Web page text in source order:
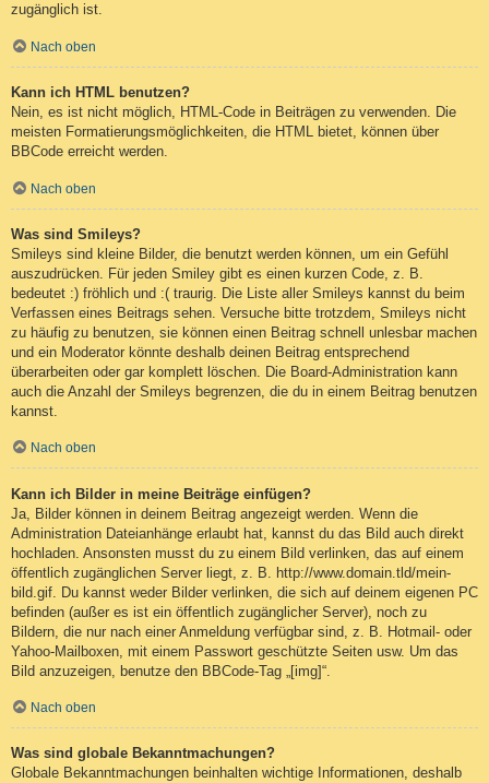
zugänglich ist.
Nach oben
Kann ich HTML benutzen?
Nein, es ist nicht möglich, HTML-Code in Beiträgen zu verwenden. Die
meisten Formatierungsmöglichkeiten, die HTML bietet, können über
BBCode erreicht werden.
Nach oben
Was sind Smileys?
Smileys sind kleine Bilder, die benutzt werden können, um ein Gefühl
auszudrücken. Für jeden Smiley gibt es einen kurzen Code, z. B.
bedeutet :) fröhlich und :( traurig. Die Liste aller Smileys kannst du beim
Verfassen eines Beitrags sehen. Versuche bitte trotzdem, Smileys nicht
zu häufig zu benutzen, sie können einen Beitrag schnell unlesbar machen
und ein Moderator könnte deshalb deinen Beitrag entsprechend
überarbeiten oder gar komplett löschen. Die Board-Administration kann
auch die Anzahl der Smileys begrenzen, die du in einem Beitrag benutzen
kannst.
Nach oben
Kann ich Bilder in meine Beiträge einfügen?
Ja, Bilder können in deinem Beitrag angezeigt werden. Wenn die
Administration Dateianhänge erlaubt hat, kannst du das Bild auch direkt
hochladen. Ansonsten musst du zu einem Bild verlinken, das auf einem
öffentlich zugänglichen Server liegt, z. B. http://www.domain.tld/mein-
bild.gif. Du kannst weder Bilder verlinken, die sich auf deinem eigenen PC
befinden (außer es ist ein öffentlich zugänglicher Server), noch zu
Bildern, die nur nach einer Anmeldung verfügbar sind, z. B. Hotmail- oder
Yahoo-Mailboxen, mit einem Passwort geschützte Seiten usw. Um das
Bild anzuzeigen, benutze den BBCode-Tag „[img]“.
Nach oben
Was sind globale Bekanntmachungen?
Globale Bekanntmachungen beinhalten wichtige Informationen, deshalb